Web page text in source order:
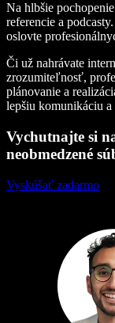
Na hlbšie
referencie a
oslovte
Či už nahrávate
zrozumiteľnosť,
plánovanie a
lepšiu komunikáciu a
Vychutnajte si
neobmedzené
Vyskúšať zadarmo